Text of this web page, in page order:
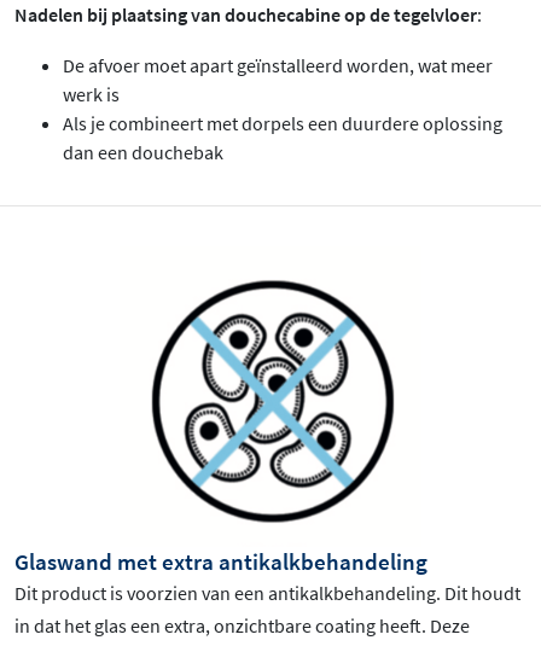
Nadelen bij plaatsing van douchecabine op de tegelvloer:
De afvoer moet apart geïnstalleerd worden, wat meer
werk is
Als je combineert met dorpels een duurdere oplossing
dan een douchebak
Glaswand met extra antikalkbehandeling
Dit product is voorzien van een antikalkbehandeling. Dit houdt
in dat het glas een extra, onzichtbare coating heeft. Deze